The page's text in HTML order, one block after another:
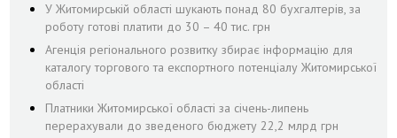
У Житомирській області шукають понад 80 бухгалтерів, за
роботу готові платити до 30 – 40 тис. грн
Агенція регіонального розвитку збирає інформацію для
каталогу торгового та експортного потенціалу Житомирської
області
Платники Житомирської області за січень-липень
перерахували до зведеного бюджету 22,2 млрд грн